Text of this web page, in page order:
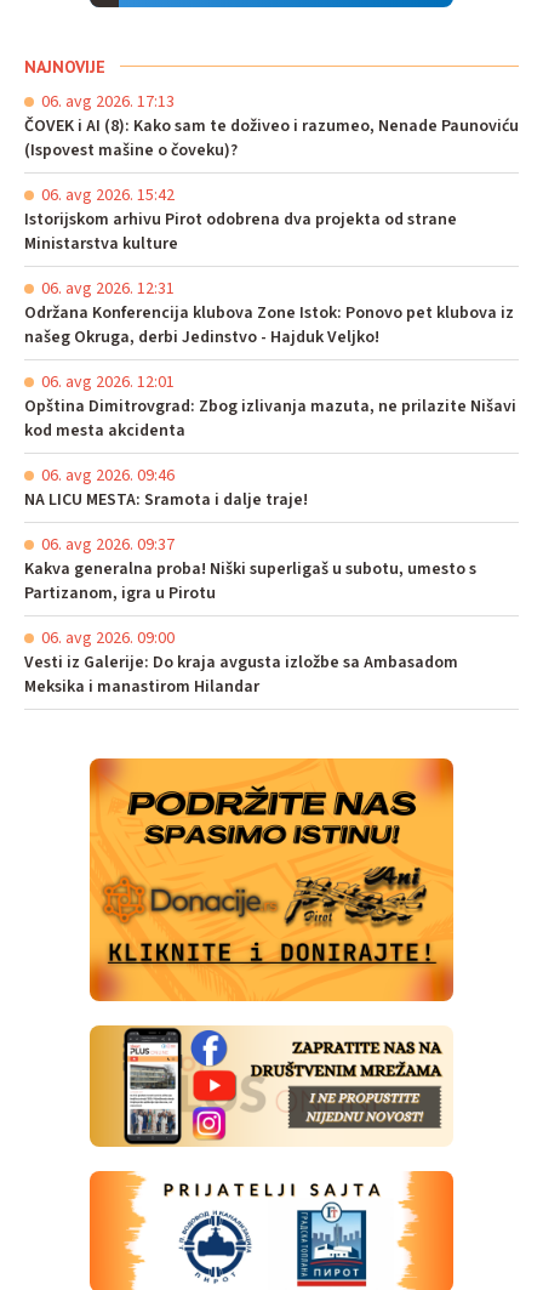
NAJNOVIJE
06. avg 2026. 17:13
ČOVEK i AI (8): Kako sam te doživeo i razumeo, Nenade Paunoviću
(Ispovest mašine o čoveku)?
06. avg 2026. 15:42
Istorijskom arhivu Pirot odobrena dva projekta od strane
Ministarstva kulture
06. avg 2026. 12:31
Održana Konferencija klubova Zone Istok: Ponovo pet klubova iz
našeg Okruga, derbi Jedinstvo - Hajduk Veljko!
06. avg 2026. 12:01
Opština Dimitrovgrad: Zbog izlivanja mazuta, ne prilazite Nišavi
kod mesta akcidenta
06. avg 2026. 09:46
NA LICU MESTA: Sramota i dalje traje!
06. avg 2026. 09:37
Kakva generalna proba! Niški superligaš u subotu, umesto s
Partizanom, igra u Pirotu
06. avg 2026. 09:00
Vesti iz Galerije: Do kraja avgusta izložbe sa Ambasadom
Meksika i manastirom Hilandar